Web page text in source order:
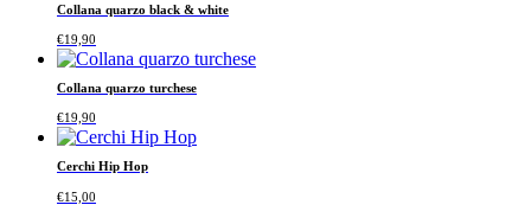
Collana quarzo black & white
€19,90
Collana quarzo turchese
€19,90
Cerchi Hip Hop
€15,00